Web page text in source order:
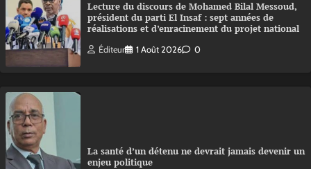
Lecture du discours de Mohamed Bilal Messoud,
président du parti El Insaf : sept années de
réalisations et d’enracinement du projet national
Éditeur 1 Août 2026 0
La santé d’un détenu ne devrait jamais devenir un
enjeu politique